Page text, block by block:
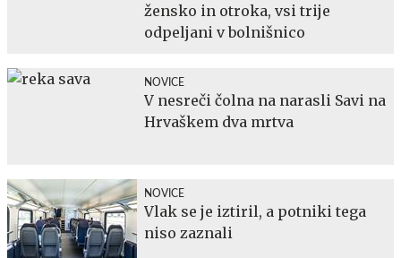
žensko in otroka, vsi trije
odpeljani v bolnišnico
NOVICE
V nesreči čolna na narasli Savi na
Hrvaškem dva mrtva
NOVICE
Vlak se je iztiril, a potniki tega
niso zaznali